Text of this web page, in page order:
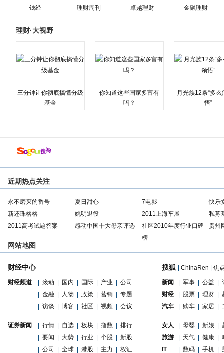
钱经 理财周刊 卓越理财 金融理财
理财·大视野
三分钟让你彻底搞懂分级
基金
你知道这些国家多富有
吗？
月光族12条“多么
悟”
近期热点关注
永不磨灭的番号 夏日甜心 7电影
快乐
新还珠格格
姚明退役 2011上海车展
私募
2011高考试题答案
感动中国十大母亲评选
社区2010年度行业口碑
榜
贵州
网站地图
财经中心
财经频道 滚动 国内 国际 产业
公司
金融 人物 政策 营销
专题
访谈 博客 社区 视频 会议
证券新闻 行情 自选 板块 指数
排行
要闻 大势 行业 个股
新股
公司 全球 港股 主力 权证
搜狐 ChinaRen 焦
新闻 军事 公益
财经
股票 理财
汽车
购车 家居
女人 母婴 新娘
旅游
天气 健康
IT
数码 手机